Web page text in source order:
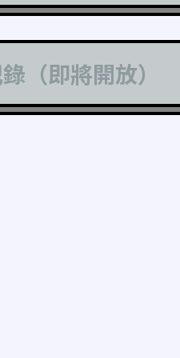
（即將開放）